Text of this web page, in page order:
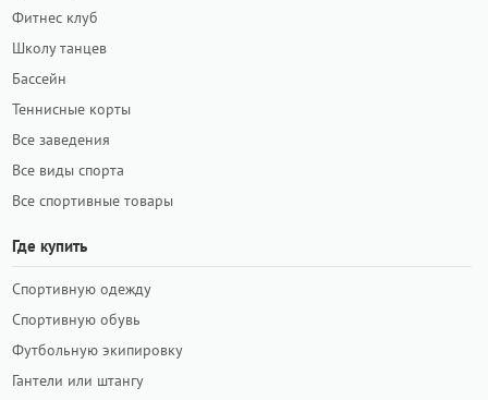
Фитнес клуб
Школу танцев
Бассейн
Теннисные корты
Все заведения
Все виды спорта
Все спортивные товары
Где купить
Спортивную одежду
Спортивную обувь
Футбольную экипировку
Гантели или штангу